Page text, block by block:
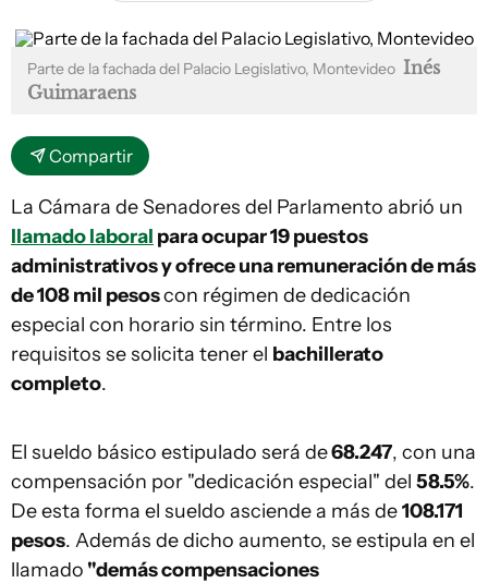
Parte de la fachada del Palacio Legislativo, Montevideo Inés
Guimaraens
Compartir
La Cámara de Senadores del Parlamento abrió un
llamado laboral para ocupar 19 puestos
administrativos y ofrece una remuneración de más
de 108 mil pesoscon régimen de dedicación
especial con horario sin término. Entre los
requisitos se solicita tener el bachillerato
completo.
El sueldo básico estipulado será de68.247, con una
compensación por "dedicación especial" del 58.5%.
De esta forma el sueldo asciende a más de108.171
pesos. Además de dicho aumento, se estipula en el
llamado "demás compensaciones